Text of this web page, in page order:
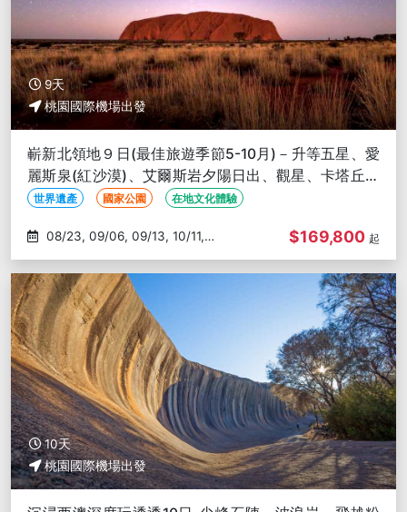
9天
桃園國際機場出發
嶄新北領地９日(最佳旅遊季節5-10月)－升等五星、愛
麗斯泉(紅沙漠)、艾爾斯岩夕陽日出、觀星、卡塔丘塔
⽯群、帝王谷
世界遺產 國家公園 在地文化體驗
10/25
$169,800 起
10天
桃園國際機場出發